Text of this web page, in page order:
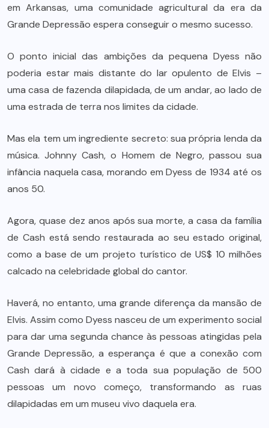
em Arkansas, uma comunidade agricultural da era da
Grande Depressão espera conseguir o mesmo sucesso.
O ponto inicial das ambições da pequena Dyess não
poderia estar mais distante do lar opulento de Elvis –
uma casa de fazenda dilapidada, de um andar, ao lado de
uma estrada de terra nos limites da cidade.
Mas ela tem um ingrediente secreto: sua própria lenda da
música. Johnny Cash, o Homem de Negro, passou sua
infância naquela casa, morando em Dyess de 1934 até os
anos 50.
Agora, quase dez anos após sua morte, a casa da família
de Cash está sendo restaurada ao seu estado original,
como a base de um projeto turístico de US$ 10 milhões
calcado na celebridade global do cantor.
Haverá, no entanto, uma grande diferença da mansão de
Elvis. Assim como Dyess nasceu de um experimento social
para dar uma segunda chance às pessoas atingidas pela
Grande Depressão, a esperança é que a conexão com
Cash dará à cidade e a toda sua população de 500
pessoas um novo começo, transformando as ruas
dilapidadas em um museu vivo daquela era.